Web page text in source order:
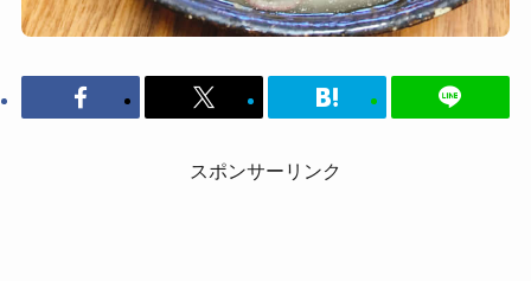
スポンサーリンク